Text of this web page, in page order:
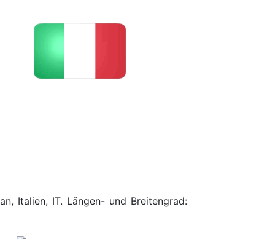
Italien, IT. Längen- und Breitengrad: